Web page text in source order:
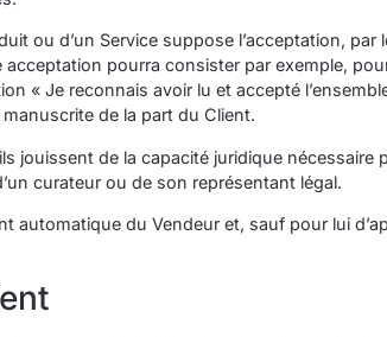
ou d’un Service suppose l’acceptation,
pourra consister par exemple,
« Je reconnais avoir lu et accepté
de la part du Client.
jouissent de la capacité juridique
curateur ou de son représentant légal.
automatique du Vendeur et, sauf pour lui